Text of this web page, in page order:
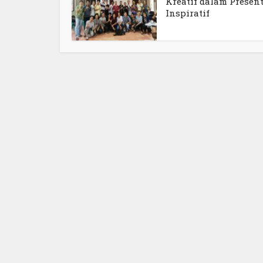
Inspiratif